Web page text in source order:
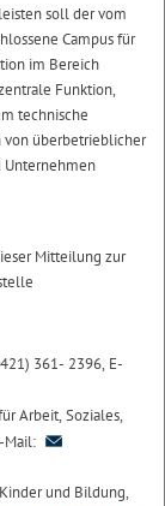
soll der vom
Campus für
im Bereich
Funktion,
technische
von überbetrieblicher
Unternehmen
Mitteilung zur
361- 2396, E-
Arbeit, Soziales,
Mail:
und Bildung,